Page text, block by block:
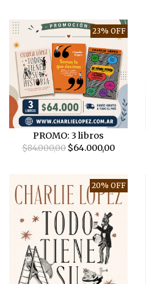
23% OFF
PROMO: 3 libros
$84.000,00 $64.000,00
20% OFF